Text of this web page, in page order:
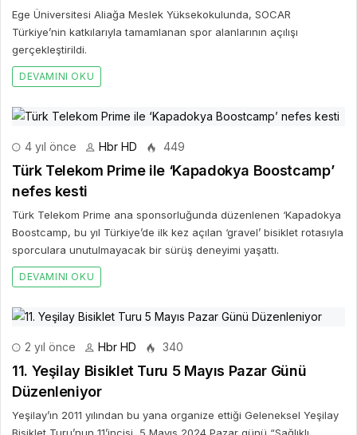
Ege Üniversitesi Aliağa Meslek Yüksekokulunda, SOCAR
Türkiye’nin katkılarıyla tamamlanan spor alanlarının açılışı
gerçekleştirildi.
DEVAMINI OKU
4 yıl önce Hbr HD 449
Türk Telekom Prime ile ‘Kapadokya Boostcamp’
nefes kesti
Türk Telekom Prime ana sponsorluğunda düzenlenen ‘Kapadokya
Boostcamp, bu yıl Türkiye’de ilk kez açılan ‘gravel’ bisiklet rotasıyla
sporculara unutulmayacak bir sürüş deneyimi yaşattı.
DEVAMINI OKU
2 yıl önce Hbr HD 340
11. Yeşilay Bisiklet Turu 5 Mayıs Pazar Günü
Düzenleniyor
Yeşilay’ın 2011 yılından bu yana organize ettiği Geleneksel Yeşilay